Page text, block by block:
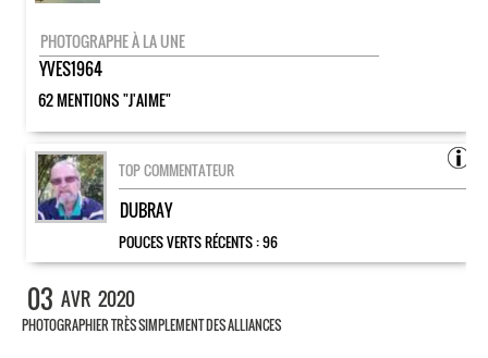
PHOTOGRAPHE À LA UNE
YVES1964
62 MENTIONS "J'AIME"
TOP COMMENTATEUR
DUBRAY
POUCES VERTS RÉCENTS :96
03 AVR 2020
PHOTOGRAPHIER TRÈS SIMPLEMENT DES ALLIANCES